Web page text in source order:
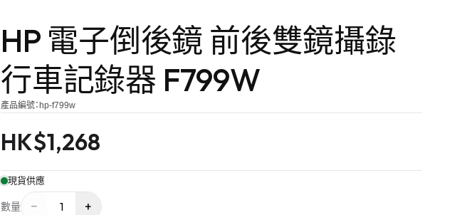
HP 電子倒後鏡 前後雙鏡攝錄
行車記錄器 F799W
產品編號： hp-f799w
HK$1,268
現貨供應
數量 − 1 +